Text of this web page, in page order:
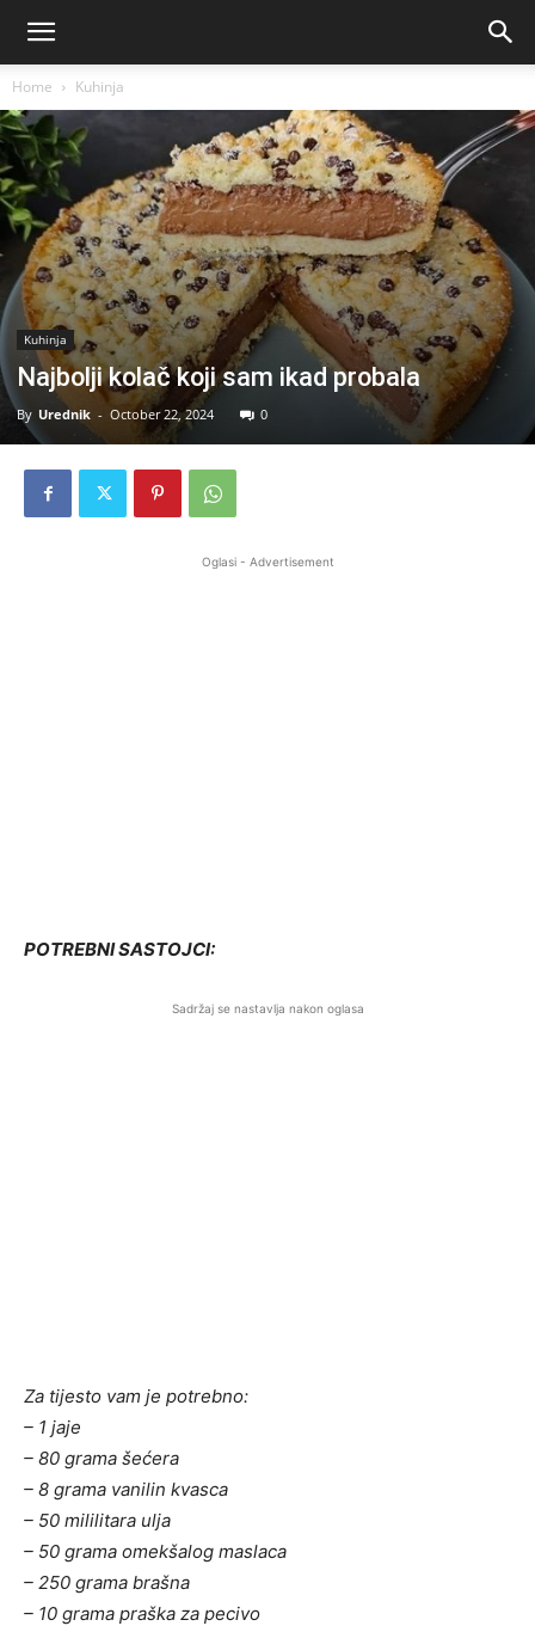
Home Kuhinja
Kuhinja
Najbolji kolač koji sam ikad probala
By Urednik - October 22, 2024 0
Oglasi - Advertisement
POTREBNI SASTOJCI:
Sadržaj se nastavlja nakon oglasa
Za tijesto vam je potrebno:
– 1 jaje
– 80 grama šećera
– 8 grama vanilin kvasca
– 50 mililitara ulja
– 50 grama omekšalog maslaca
– 250 grama brašna
– 10 grama praška za pecivo